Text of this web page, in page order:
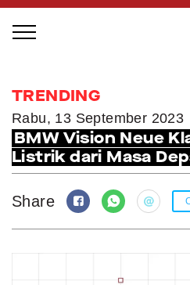
LOCAL GREATNESS
INSPIRING PEOPLE
INSPIRING PRODUCTS
INSPIRING PLACES
INSPIRING COMMUNITIES
TRENDING
TRENDING
Rabu, 13 September 2023
BMW Vision Neue
Listrik dari Masa
Share